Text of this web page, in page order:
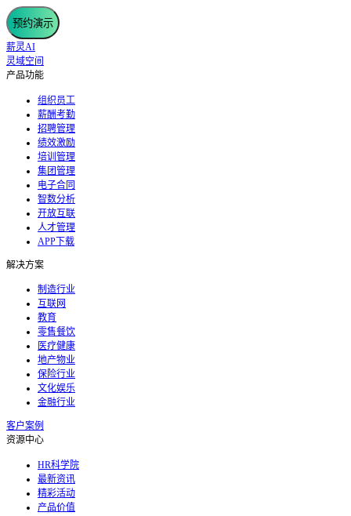
预约演示
薪灵AI
灵域空间
产品功能
组织员工
薪酬考勤
招聘管理
绩效激励
培训管理
集团管理
电子合同
智数分析
开放互联
人才管理
APP下载
解决方案
制造行业
互联网
教育
零售餐饮
医疗健康
地产物业
保险行业
文化娱乐
金融行业
客户案例
资源中心
HR科学院
最新资讯
精彩活动
产品价值